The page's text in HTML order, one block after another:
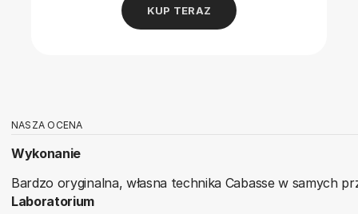
KUP TERAZ
NASZA OCENA
Wykonanie
Bardzo oryginalna, własna technika Cabasse w samych
Laboratorium